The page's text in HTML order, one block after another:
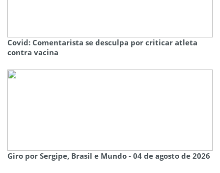
Covid: Comentarista se desculpa por criticar atleta
contra vacina
Giro por Sergipe, Brasil e Mundo - 04 de agosto de 2026